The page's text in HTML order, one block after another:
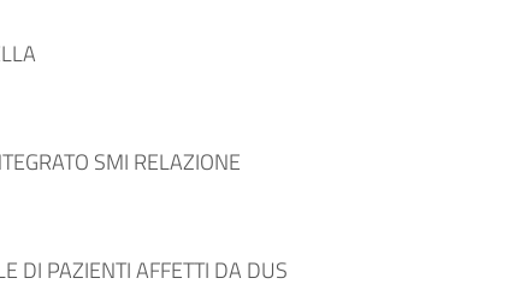
SMI RELAZIONE
DI PAZIENTI AFFETTI DA DUS